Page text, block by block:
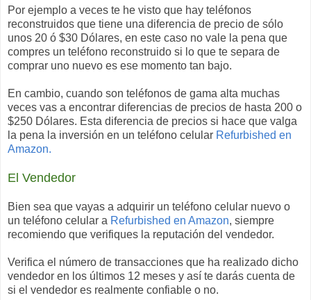
Por ejemplo a veces te he visto que hay teléfonos
reconstruidos que tiene una diferencia de precio de sólo
unos 20 ó $30 Dólares, en este caso no vale la pena que
compres un teléfono reconstruido si lo que te separa de
comprar uno nuevo es ese momento tan bajo.
En cambio, cuando son teléfonos de gama alta muchas
veces vas a encontrar diferencias de precios de hasta 200 o
$250 Dólares. Esta diferencia de precios si hace que valga
la pena la inversión en un teléfono celular Refurbished en
Amazon.
El Vendedor
Bien sea que vayas a adquirir un teléfono celular nuevo o
un teléfono celular a Refurbished en Amazon, siempre
recomiendo que verifiques la reputación del vendedor.
Verifica el número de transacciones que ha realizado dicho
vendedor en los últimos 12 meses y así te darás cuenta de
si el vendedor es realmente confiable o no.